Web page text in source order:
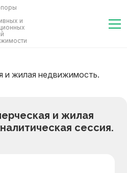
и
и жилая недвижимость.
и жилая
сессия.